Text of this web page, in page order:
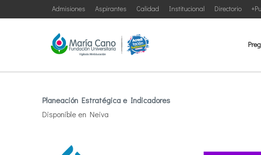
Directorio
Institucional
Calidad
Aspirantes
Admisiones
Planeación Estratégica e Indicadores
Disponible en Neiva